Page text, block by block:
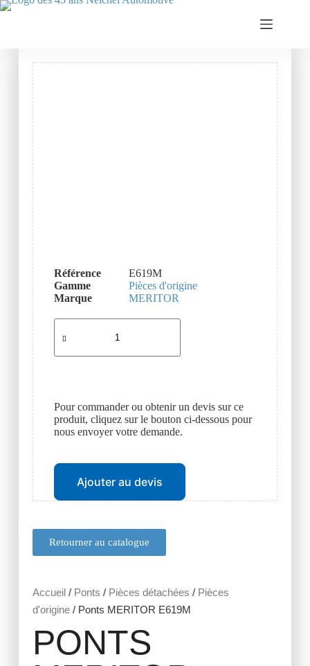
Retourner au catalogue
Accueil/ Ponts / Pièces détachées / Pièces
d'origine/ Ponts MERITOR E619M
PONTS
Référence
E619M
Gamme
Pièces d'origine
Marque
MERITOR
Pour commander ou obtenir un devis sur ce
produit, cliquez sur le bouton ci-dessous pour
nous envoyer votre demande.
Ajouter au devis